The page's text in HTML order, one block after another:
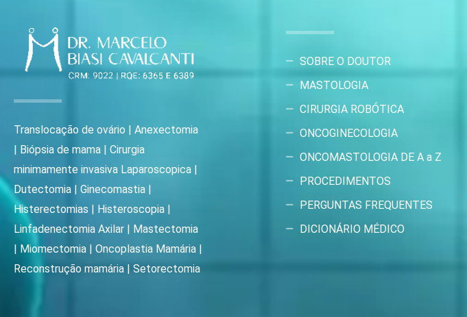
Translocação de ovário | Anexectomia
| Biópsia de mama | Cirurgia
minimamente invasiva Laparoscopica |
Dutectomia | Ginecomastia |
Histerectomias | Histeroscopia |
Linfadenectomia Axilar | Mastectomia
| Miomectomia | Oncoplastia Mamária |
Reconstrução mamária | Setorectomia
SOBRE O DOUTOR
MASTOLOGIA
CIRURGIA ROBÓTICA
ONCOGINECOLOGIA
ONCOMASTOLOGIA DE A a Z
PROCEDIMENTOS
PERGUNTAS FREQUENTES
DICIONÁRIO MÉDICO